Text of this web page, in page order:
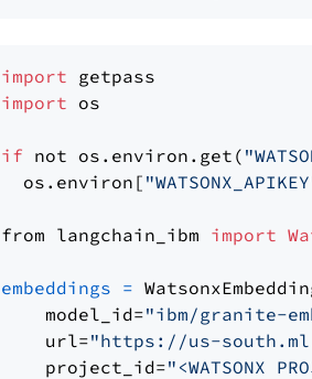
import
import os
if not os.environ.get(
  os.environ[
from langchain_ibm import
embeddings =
    model_id=
"ibm/granite-
    url=
"https://us-
    project_id=
"<WATSONX